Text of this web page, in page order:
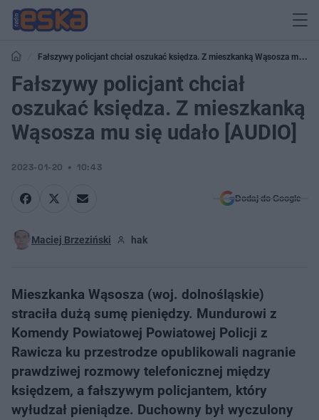
Fałszywy policjant chciał oszukać księdza. Z mieszkanką Wąsosza mu się
udało [AUDIO]
Fałszywy policjant chciał
oszukać księdza. Z mieszkanką
Wąsosza mu się udało [AUDIO]
2023-01-20 10:43
Dodaj do Google
Maciej Brzeziński hak
Mieszkanka Wąsosza (woj. dolnośląskie)
straciła dużą sumę pieniędzy. Mundurowi z
Komendy Powiatowej Powiatowej Policji z
Rawicza ku przestrodze opublikowali nagranie
prawdziwej rozmowy telefonicznej między
księdzem, a fałszywym policjantem, który
wyłudzał pieniądze. Duchowny był wyczulony